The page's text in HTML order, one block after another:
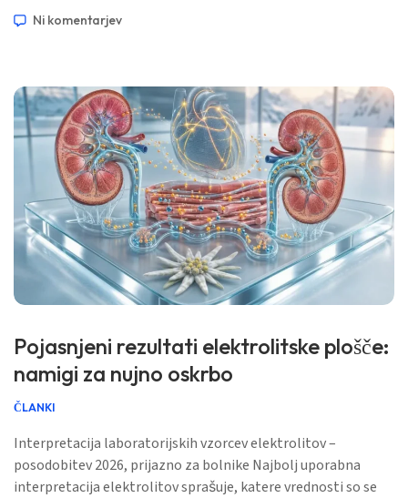
Za smiseln rezultat zdravniki običajno kombinirajo ACTH s
Ni komentarjev
Pojasnjeni rezultati elektrolitske plošče:
namigi za nujno oskrbo
ČLANKI
Interpretacija laboratorijskih vzorcev elektrolitov –
posodobitev 2026, prijazno za bolnike Najbolj uporabna
interpretacija elektrolitov sprašuje, katere vrednosti so se